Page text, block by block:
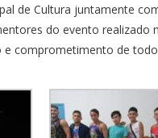
de Cultura juntamente
do evento realizado
comprometimento de